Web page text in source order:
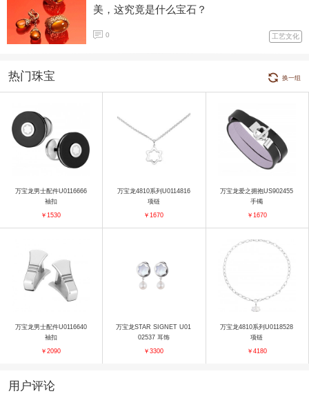
美，这究竟是什么宝石？
0 工艺文化
热门珠宝 换一组
万宝龙男士配件U0116666
袖扣
￥1530
万宝龙4810系列U0114816
项链
￥1670
万宝龙爱之拥抱US902455
手镯
￥1670
万宝龙男士配件U0116640
袖扣
￥2090
万宝龙STAR SIGNET U01
02537 耳饰
￥3300
万宝龙4810系列U0118528
项链
￥4180
用户评论